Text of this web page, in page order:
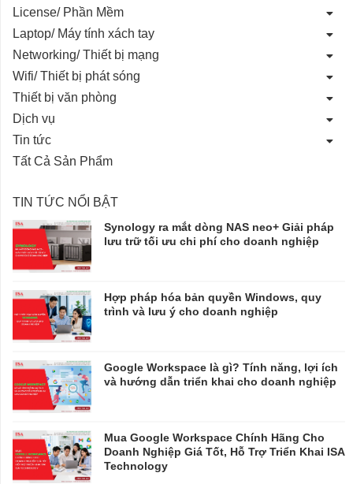
License/ Phần Mềm
Laptop/ Máy tính xách tay
Networking/ Thiết bị mạng
Wifi/ Thiết bị phát sóng
Thiết bị văn phòng
Dịch vụ
Tin tức
Tất Cả Sản Phẩm
TIN TỨC NỔI BẬT
Synology ra mắt dòng NAS neo+ Giải pháp
lưu trữ tối ưu chi phí cho doanh nghiệp
Hợp pháp hóa bản quyền Windows, quy
trình và lưu ý cho doanh nghiệp
Google Workspace là gì? Tính năng, lợi ích
và hướng dẫn triển khai cho doanh nghiệp
Mua Google Workspace Chính Hãng Cho
Doanh Nghiệp Giá Tốt, Hỗ Trợ Triển Khai ISA
Technology